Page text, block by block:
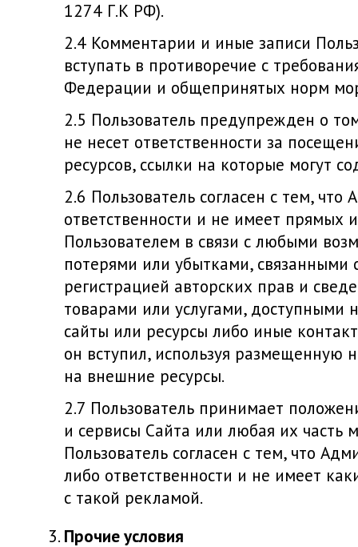
1274 Г.К РФ).
Комментарии и иные записи
вступать в противоречие с
Федерации и общепринятых норм
Пользователь предупрежден о
не несет ответственности за
ресурсов, ссылки на которые могут
Пользователь согласен с тем,
ответственности и не имеет прямых
Пользователем в связи с любыми
потерями или убытками,
регистрацией авторских прав и
товарами или услугами,
сайты или ресурсы либо иные
он вступил, используя
на внешние ресурсы.
Пользователь принимает
и сервисы Сайта или любая их часть
Пользователь согласен с тем, что
либо ответственности и не имеет
с такой рекламой.
Прочие условия